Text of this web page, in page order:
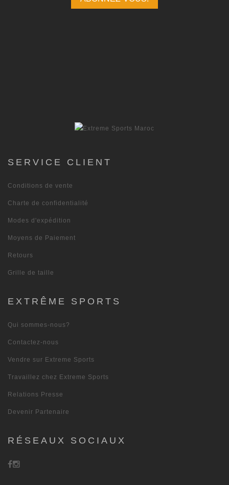
SERVICE CLIENT
Conditions de vente
Charte de confidentialité
Modes d'expédition
Moyens de Paiement
Retours
Grille de taille
EXTRÊME SPORTS
Qui sommes-nous?
Contactez-nous
Vendre sur Extreme Sports
Travaillez chez Extreme Sports
Relations Presse
Devenir Partenaire
RÉSEAUX SOCIAUX